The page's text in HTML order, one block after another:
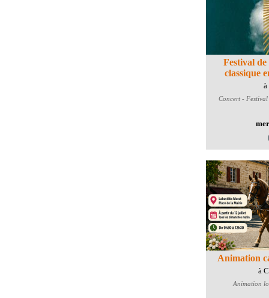
Festival
classique
Concert - Festival
Animation
à
Animation